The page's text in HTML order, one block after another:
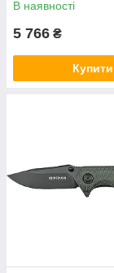
В наявності
5 766 ₴
Купити